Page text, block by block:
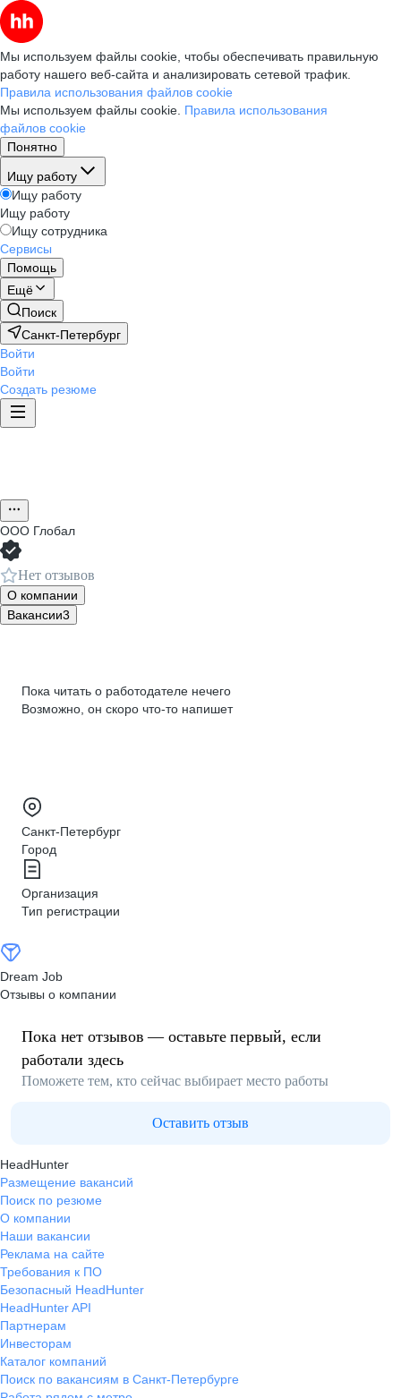
Мы используем файлы cookie, чтобы обеспечивать правильную
работу нашего веб-сайта и анализировать сетевой трафик.
Правила использования файлов cookie
Мы используем файлы cookie. Правила использования
файлов cookie
Понятно
Ищу работу
Ищу работу
Ищу работу
Ищу сотрудника
Сервисы
Помощь
Ещё
Поиск
Санкт-Петербург
Войти
Войти
Создать резюме
ООО Глобал
Нет отзывов
О компании
Вакансии3
Пока читать о работодателе нечего
Возможно, он скоро что‑то напишет
Санкт-Петербург
Город
Организация
Тип регистрации
Dream Job
Отзывы о компании
Пока нет отзывов — оставьте первый, если
работали здесь
Поможете тем, кто сейчас выбирает место работы
Оставить отзыв
HeadHunter
Размещение вакансий
Поиск по резюме
О компании
Наши вакансии
Реклама на сайте
Требования к ПО
Безопасный HeadHunter
HeadHunter API
Партнерам
Инвесторам
Каталог компаний
Поиск по вакансиям в Санкт-Петербурге